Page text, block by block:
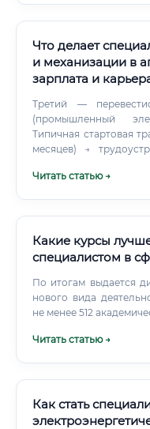
Что делает
и механизации в
зарплата и
Третий —
(промышленный
Типичная стартовая
месяцев) →
через 3–5 лет —
Читать статью →
Какие курсы
специалистом в
По итогам выдается
нового вида
не менее 512
Читать статью →
Как стать